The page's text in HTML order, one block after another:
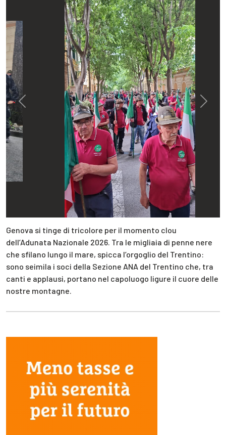
Previous Next
Genova si tinge di tricolore per il momento clou
dell’Adunata Nazionale 2026. Tra le migliaia di penne nere
che sfilano lungo il mare, spicca l’orgoglio del Trentino:
sono seimila i soci della Sezione ANA del Trentino che, tra
canti e applausi, portano nel capoluogo ligure il cuore delle
nostre montagne.